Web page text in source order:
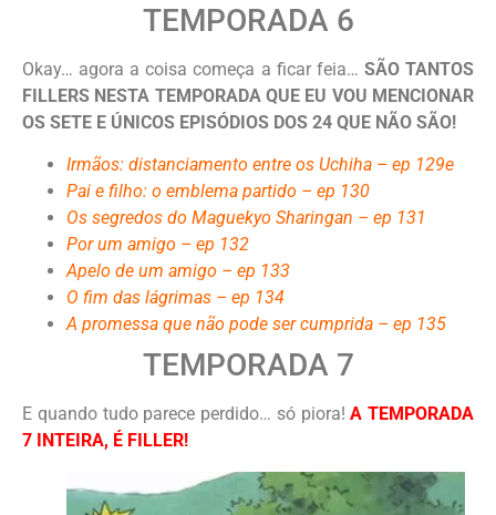
TEMPORADA 6
Okay… agora a coisa começa a ficar feia… SÃO TANTOS
FILLERS NESTA TEMPORADA QUE EU VOU MENCIONAR
OS SETE E ÚNICOS EPISÓDIOS DOS 24 QUE NÃO SÃO!
Irmãos: distanciamento entre os Uchiha – ep 129e
Pai e filho: o emblema partido – ep 130
Os segredos do Maguekyo Sharingan – ep 131
Por um amigo – ep 132
Apelo de um amigo – ep 133
O fim das lágrimas – ep 134
A promessa que não pode ser cumprida – ep 135
TEMPORADA 7
E quando tudo parece perdido… só piora!A TEMPORADA
7 INTEIRA, É FILLER!